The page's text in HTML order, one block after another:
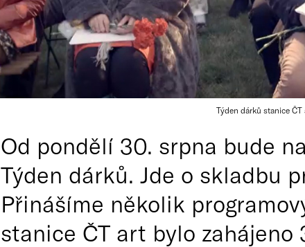
Týden dárků stanice
Od pondělí 30. srpna bude
Týden dárků. Jde o skladbu
Přinášíme několik
stanice ČT art bylo zahájeno